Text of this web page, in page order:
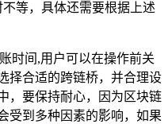
等，具体还需要根据上述
时间,用户可以在操作前关
择合适的跨链桥，并合理设
，要保持耐心，因为区块链
受到多种因素的影响，如果